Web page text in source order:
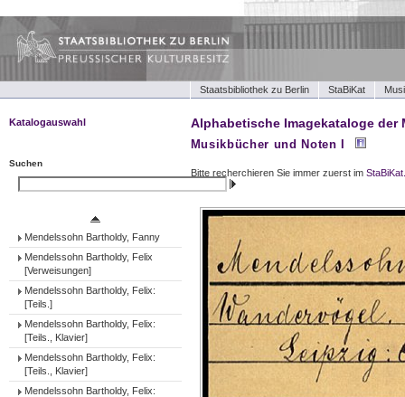
Staatsbibliothek zu Berlin StaBiKat
Katalogauswahl
Tonträger (Werke)
Tonträger (Interpreten)
Suchen
Mendelssohn Bartholdy, Fanny
Mendelssohn Bartholdy, Felix
[Verweisungen]
Mendelssohn Bartholdy, Felix:
[Teils.]
Mendelssohn Bartholdy, Felix:
[Teils., Klavier]
Mendelssohn Bartholdy, Felix:
[Teils., Klavier]
Mendelssohn Bartholdy, Felix:
Alphabetische Imagekataloge der
Musikbücher und Noten I
Bitte recherchieren Sie immer zuerst im StaBiKat.